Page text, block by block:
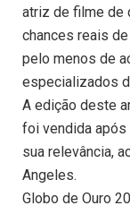
atriz de filme de
chances reais
pelo menos de
especializados
A edição deste
foi vendida após
sua relevância,
Angeles.
Globo de Ouro